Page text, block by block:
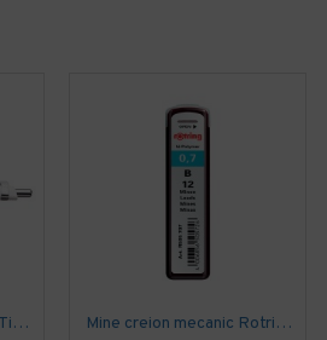
Creion mecanic Rotring Tikky III, mina 0.5 mm, alb Mine creion mecanic Rotring, 0.7 mm , B, 12 bucati/cutie